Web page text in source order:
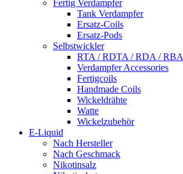
Fertig Verdampfer
Tank Verdampfer
Ersatz-Coils
Ersatz-Pods
Selbstwickler
RTA / RDTA / RDA / RBA
Verdampfer Accessories
Fertigcoils
Handmade Coils
Wickeldrähte
Watte
Wickelzubehör
E-Liquid
Nach Hersteller
Nach Geschmack
Nikotinsalz